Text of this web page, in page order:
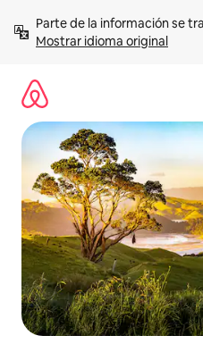
contenidoMostrar idioma original